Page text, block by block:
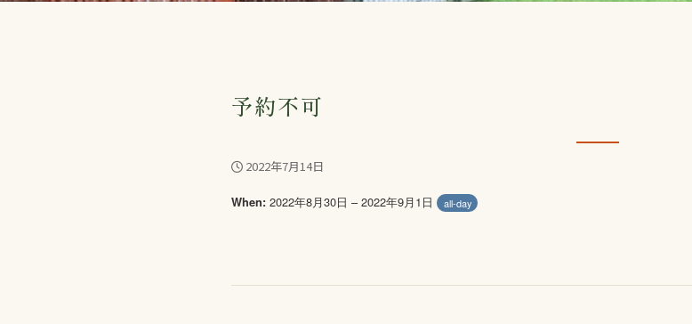
予約不可
2022年7月14日
When: 2022年8月30日 – 2022年9月1日 all-day